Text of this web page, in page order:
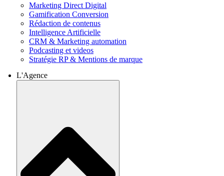
Marketing Direct Digital
Gamification Conversion
Rédaction de contenus
Intelligence Artificielle
CRM & Marketing automation
Podcasting et videos
Stratégie RP & Mentions de marque
L'Agence